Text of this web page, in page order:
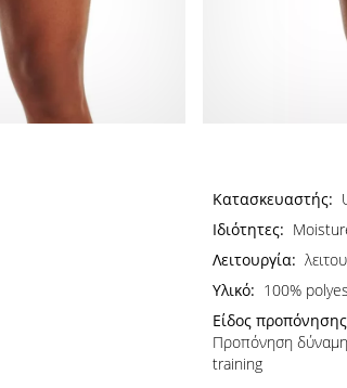
Κατασκευαστής:
Ιδιότητες:
Λειτουργία:
Υλικό: 100%
Είδος
Προπόνηση
training